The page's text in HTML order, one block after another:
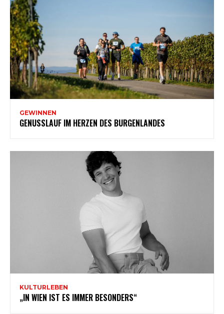
GEWINNEN
GENUSSLAUF IM HERZEN DES BURGENLANDES
KULTURLEBEN
„IN WIEN IST ES IMMER BESONDERS“